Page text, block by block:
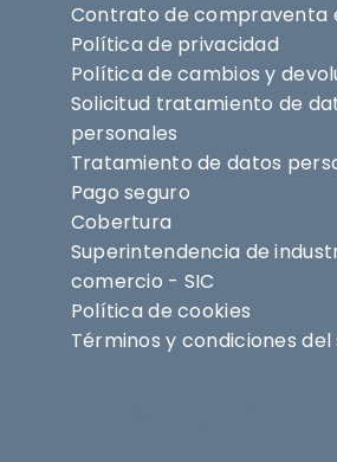
Contrato de compraventa
Política de privacidad
Política de cambios y
Solicitud tratamiento de
personales
Tratamiento de datos
Pago seguro
Cobertura
Superintendencia de
comercio - SIC
Política de cookies
Términos y condiciones